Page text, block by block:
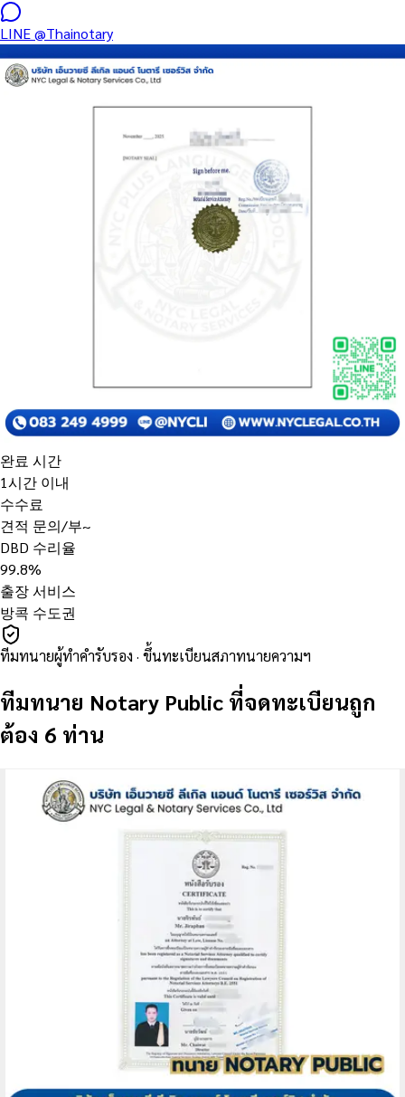
LINE@Thainotary
완료 시간
1시간 이내
수수료
견적 문의/부~
DBD 수리율
99.8%
출장 서비스
방콕 수도권
ทีมทนายผู้ทำคำรับรอง · ขึ้นทะเบียนสภาทนายความฯ
ทีมทนาย Notary Public ที่จดทะเบียนถูก
ต้อง 6 ท่าน